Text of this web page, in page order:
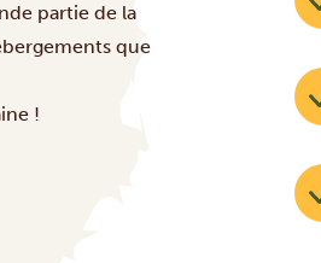
partie de la
que
!